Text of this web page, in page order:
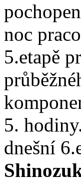
noc
5.etapě
5.
dnešní